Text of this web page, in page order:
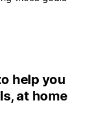
help you
at home